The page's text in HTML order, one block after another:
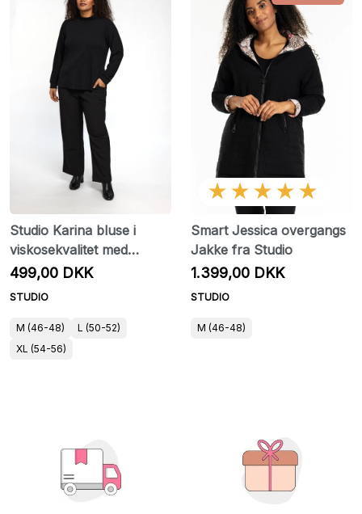
Studio Karina bluse i
viskosekvalitet med
stretch
499,00 DKK
STUDIO
M (46-48)
L (50-52)
XL (54-56)
★★★★★
Smart Jessica overgangs
Jakke fra Studio
1.399,00 DKK
STUDIO
M (46-48)